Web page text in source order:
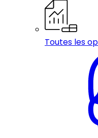
Toutes les